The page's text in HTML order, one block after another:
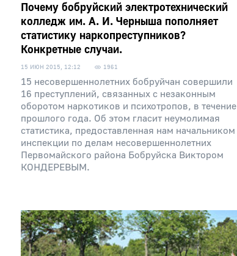
Почему бобруйский электротехнический
колледж им. А. И. Черныша пополняет
статистику наркопреступников?
Конкретные случаи.
15 ИЮН 2015, 12:12 1961
15 несовершеннолетних бобруйчан совершили
16 преступлений, связанных с незаконным
оборотом наркотиков и психотропов, в течение
прошлого года. Об этом гласит неумолимая
статистика, предоставленная нам начальником
инспекции по делам несовершеннолетних
Первомайского района Бобруйска Виктором
КОНДЕРЕВЫМ.